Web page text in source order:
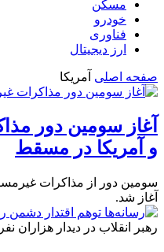
مسکن
خودرو
فناوری
ارز دیجیتال
صفحه اصلی آمریکا
آغاز سومین دور
و آمریکا در مسقط
سومین دور از مذاکرات
آغاز شد.
رهبر انقلاب در دیدار هزاران